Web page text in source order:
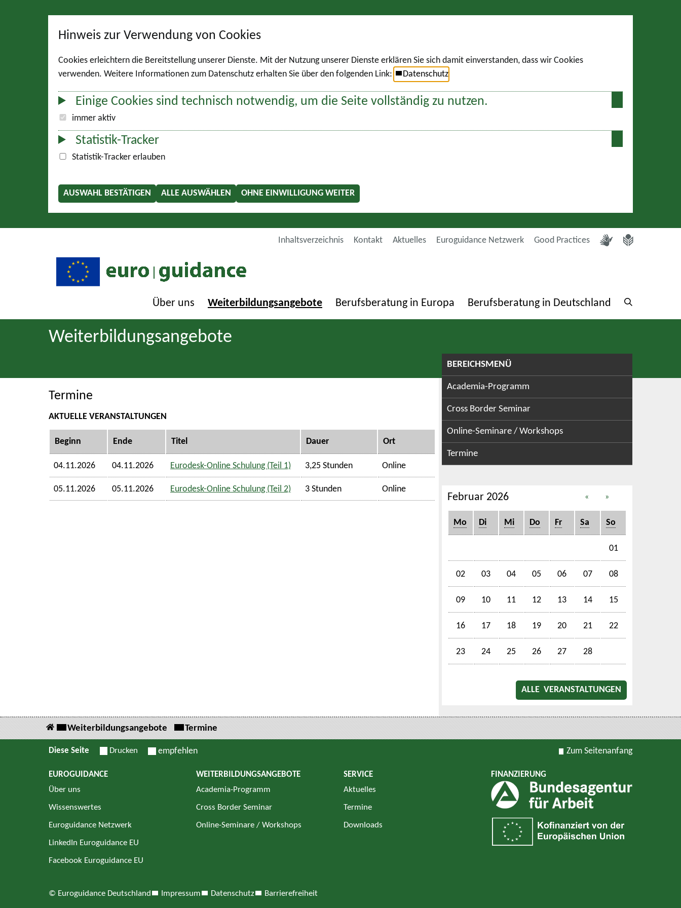
Hinweis zur Verwendung von Cookies
Cookies erleichtern die Bereitstellung unserer Dienste. Mit der Nutzung unserer Dienste erklären Sie sich damit einverstanden, dass wir Cookies
verwenden. Weitere Informationen zum Datenschutz erhalten Sie über den folgenden Link:
Datenschutz
Einige Cookies sind technisch notwendig, um die Seite vollständig zu nutzen.
immer aktiv
Statistik-Tracker
Statistik-Tracker erlauben
AUSWAHL BESTÄTIGEN ALLE AUSWÄHLEN OHNE EINWILLIGUNG WEITER
Inhaltsverzeichnis Kontakt Aktuelles Euroguidance Netzwerk Good Practices
Über uns Weiterbildungsangebote Berufsberatung in Europa Berufsberatung in Deutschland
Weiterbildungsangebote
Termine
AKTUELLE VERANSTALTUNGEN
Beginn Ende Titel Dauer Ort
04.11.2026 04.11.2026 Eurodesk-Online Schulung (Teil 1) 3,25 Stunden Online
05.11.2026 05.11.2026 Eurodesk-Online Schulung (Teil 2) 3 Stunden Online
BEREICHSMENÜ
Academia-Programm
Cross Border Seminar
Online-Seminare / Workshops
Termine
Februar 2026 « »
Mo Di Mi Do Fr Sa So
01
02 03 04 05 06 07 08
09 10 11 12 13 14 15
16 17 18 19 20 21 22
23 24 25 26 27 28
ALLE VERANSTALTUNGEN
Weiterbildungsangebote Termine
Diese Seite Drucken empfehlen Zum Seitenanfang
EUROGUIDANCE
Über uns
Wissenswertes
Euroguidance Netzwerk
LinkedIn Euroguidance EU
Facebook Euroguidance EU
WEITERBILDUNGSANGEBOTE
Academia-Programm
Cross Border Seminar
Online-Seminare / Workshops
SERVICE
Aktuelles
Termine
Downloads
FINANZIERUNG
© Euroguidance Deutschland Impressum Datenschutz Barrierefreiheit